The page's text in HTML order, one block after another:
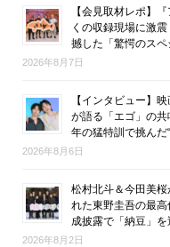
【会見取材レポ】
くの収録現場に激
撼した「驚愕のス
2026年8月7日
【インタビュー】
が語る「エゴ」の
年の猛特訓で挑んだ
2026年8月6日
松村北斗＆今田美桜
れた東野圭吾の最
成披露で「納豆」
2026年8月2日